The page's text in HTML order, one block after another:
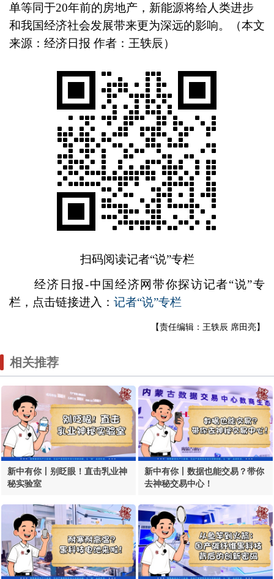
单等同于20年前的房地产，新能源将给人类进步
和我国经济社会发展带来更为深远的影响。（本文
来源：经济日报 作者：王轶辰）
扫码阅读记者“说”专栏
经济日报-中国经济网带你探访记者“说”专
栏，点击链接进入： 记者“说”专栏
【责任编辑：王轶辰 席田亮】
相关推荐
新中有你丨别眨眼！直击乳业神
秘实验室
新中有你丨数据也能交易？带你
去神秘交易中心！